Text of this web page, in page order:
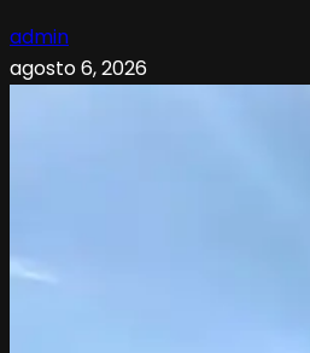
admin
agosto 6, 2026